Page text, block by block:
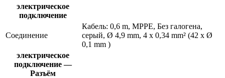
электрическое
подключение
Соединение
Кабель: 0,6 m, MPPE, Без галогена,
серый, Ø 4,9 mm, 4 x 0,34 mm² (42 x Ø
0,1 mm )
электрическое
подключение —
Разъём